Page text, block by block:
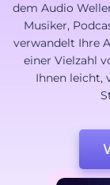
dem Audio
Musiker,
verwandelt Ihre
einer Vielzahl
Ihnen leicht,